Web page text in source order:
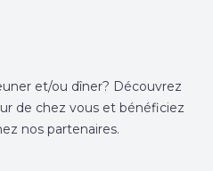
et/ou dîner? Découvrez
de chez vous et bénéficiez
nos partenaires.